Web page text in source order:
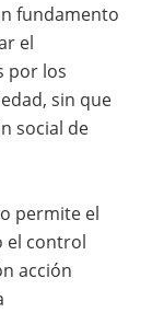
fundamento
el
por los
sin que
social de
permite el
el control
acción